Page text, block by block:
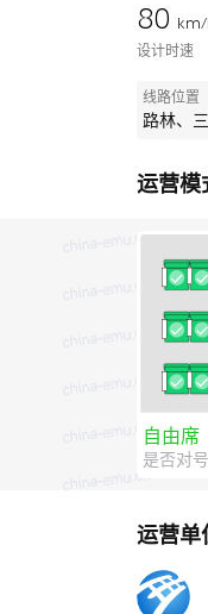
80
设计时速
线路位置
路林、
运营模
自由席
是否对
运营单